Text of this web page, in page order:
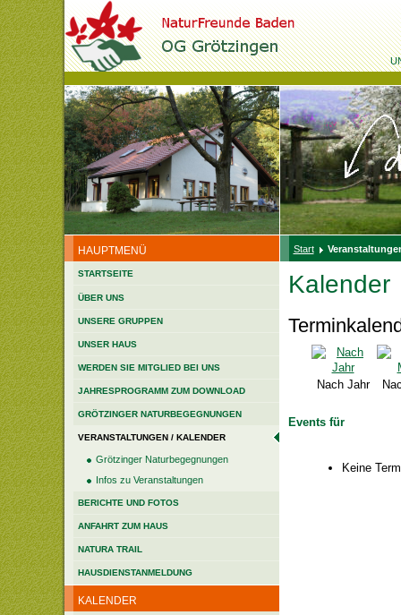
HAUPTMENÜ
STARTSEITE
ÜBER UNS
UNSERE GRUPPEN
UNSER HAUS
WERDEN SIE MITGLIED BEI UNS
JAHRESPROGRAMM ZUM DOWNLOAD
GRÖTZINGER NATURBEGEGNUNGEN
VERANSTALTUNGEN / KALENDER
Grötzinger Naturbegegnungen
Infos zu Veranstaltungen
BERICHTE UND FOTOS
ANFAHRT ZUM HAUS
NATURA TRAIL
HAUSDIENSTANMELDUNG
KALENDER
Start
Kalender
Nach Jahr
Events für
Keine